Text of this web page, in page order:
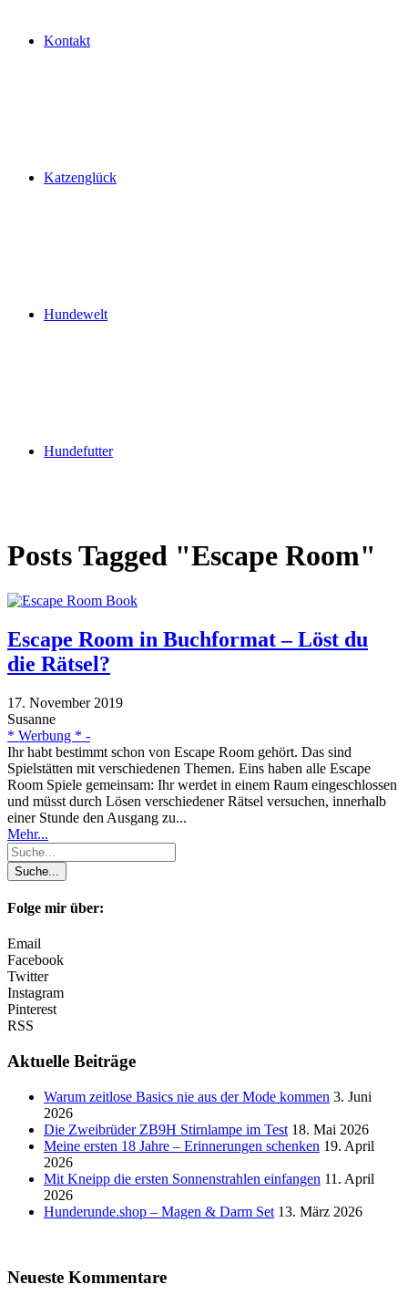
Kontakt
Katzenglück
Hundewelt
Hundefutter
Posts Tagged "Escape Room"
Escape Room in Buchformat – Löst du
die Rätsel?
17. November 2019
Susanne
* Werbung * -
Ihr habt bestimmt schon von Escape Room gehört. Das sind
Spielstätten mit verschiedenen Themen. Eins haben alle Escape
Room Spiele gemeinsam: Ihr werdet in einem Raum eingeschlossen
und müsst durch Lösen verschiedener Rätsel versuchen, innerhalb
einer Stunde den Ausgang zu...
Mehr...
Folge mir über:
Email
Facebook
Twitter
Instagram
Pinterest
RSS
Aktuelle Beiträge
Warum zeitlose Basics nie aus der Mode kommen 3. Juni
2026
Die Zweibrüder ZB9H Stirnlampe im Test 18. Mai 2026
Meine ersten 18 Jahre – Erinnerungen schenken 19. April
2026
Mit Kneipp die ersten Sonnenstrahlen einfangen 11. April
2026
Hunderunde.shop – Magen & Darm Set 13. März 2026
Neueste Kommentare